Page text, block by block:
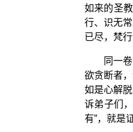
如来的圣
行、识无
已尽，梵
同一
欲贪断者
如是心解
诉弟子们
有”，就是